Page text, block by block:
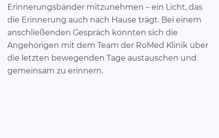
Erinnerungsbänder mitzunehmen – ein Licht, das
die Erinnerung auch nach Hause trägt. Bei einem
anschließenden Gespräch konnten sich die
Angehörigen mit dem Team der RoMed Klinik über
die letzten bewegenden Tage austauschen und
gemeinsam zu erinnern.